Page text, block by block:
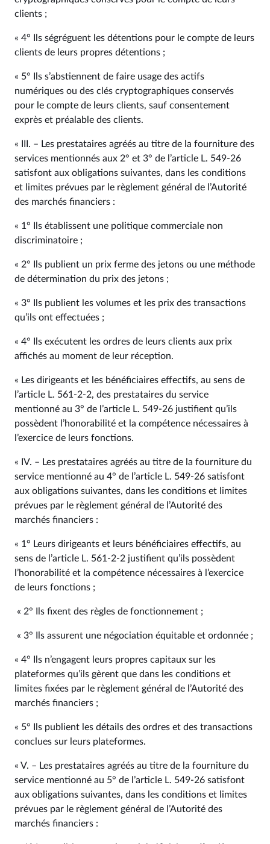
clients ;
« 4° Ils ségréguent les détentions pour le compte de leurs
clients de leurs propres détentions ;
« 5° Ils s’abstiennent de faire usage des actifs
numériques ou des clés cryptographiques conservés
pour le compte de leurs clients, sauf consentement
exprès et préalable des clients.
« III. – Les prestataires agréés au titre de la fourniture des
services mentionnés aux 2° et 3° de l’article L. 549‑26
satisfont aux obligations suivantes, dans les conditions
et limites prévues par le règlement général de l’Autorité
des marchés financiers :
« 1° Ils établissent une politique commerciale non
discriminatoire ;
« 2° Ils publient un prix ferme des jetons ou une méthode
de détermination du prix des jetons ;
« 3° Ils publient les volumes et les prix des transactions
qu’ils ont effectuées ;
« 4° Ils exécutent les ordres de leurs clients aux prix
affichés au moment de leur réception.
« Les dirigeants et les bénéficiaires effectifs, au sens de
l’article L. 561‑2‑2, des prestataires du service
mentionné au 3° de l’article L. 549‑26 justifient qu’ils
possèdent l’honorabilité et la compétence nécessaires à
l’exercice de leurs fonctions.
« IV. – Les prestataires agréés au titre de la fourniture du
service mentionné au 4° de l’article L. 549‑26 satisfont
aux obligations suivantes, dans les conditions et limites
prévues par le règlement général de l’Autorité des
marchés financiers :
« 1° Leurs dirigeants et leurs bénéficiaires effectifs, au
sens de l’article L. 561‑2‑2 justifient qu’ils possèdent
l’honorabilité et la compétence nécessaires à l’exercice
de leurs fonctions ;
« 2° Ils fixent des règles de fonctionnement ;
« 3° Ils assurent une négociation équitable et ordonnée ;
« 4° Ils n’engagent leurs propres capitaux sur les
plateformes qu’ils gèrent que dans les conditions et
limites fixées par le règlement général de l’Autorité des
marchés financiers ;
« 5° Ils publient les détails des ordres et des transactions
conclues sur leurs plateformes.
« V. – Les prestataires agréés au titre de la fourniture du
service mentionné au 5° de l’article L. 549‑26 satisfont
aux obligations suivantes, dans les conditions et limites
prévues par le règlement général de l’Autorité des
marchés financiers :